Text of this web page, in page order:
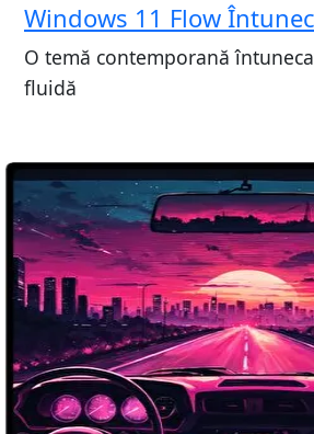
Windows 11 Flow
O temă contemporană
fluidă